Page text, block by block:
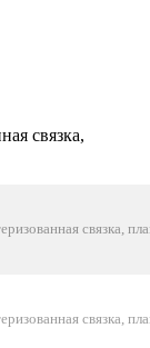
связка,
связка,
связка,